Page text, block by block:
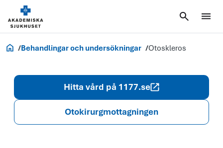
Akademiska.se
Behandlingar och undersökningar Otoskleros
Hitta vård på 1177.se
Otokirurgmottagningen